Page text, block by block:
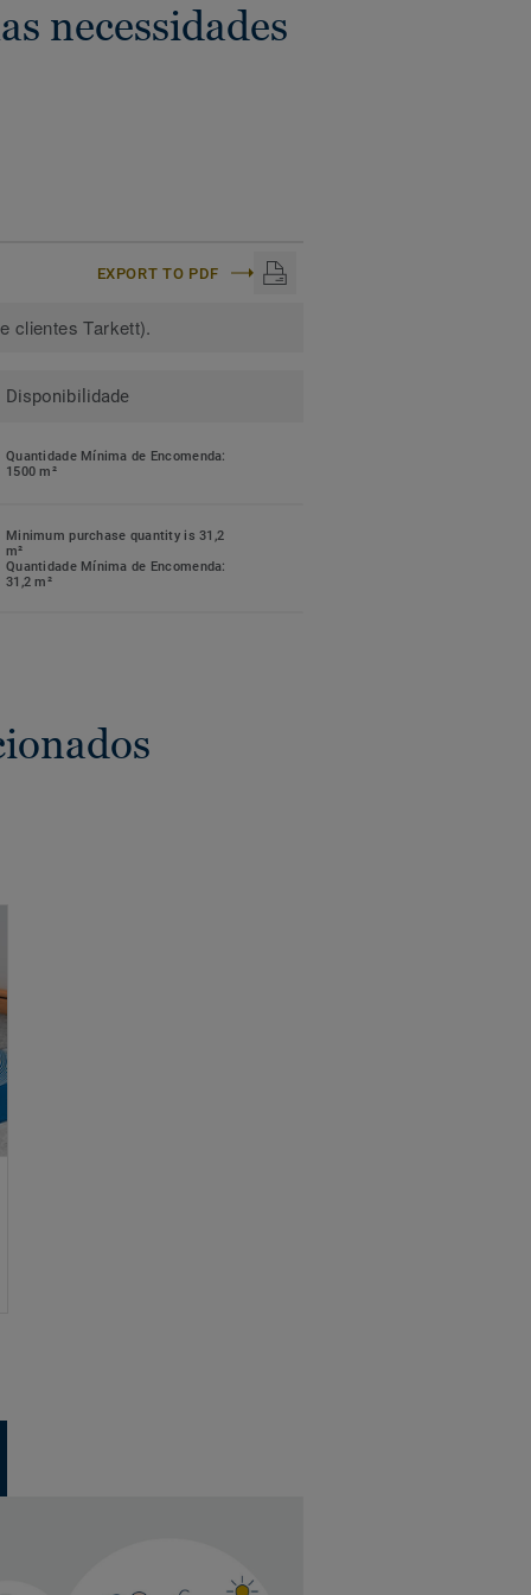
necessidades
EXPORT TO PDF
clientes Tarkett).
Disponibilidade
Quantidade Mínima de Encomenda:
1500 m²
Minimum purchase quantity is 31,2
m²
Quantidade Mínima de Encomenda:
31,2 m²